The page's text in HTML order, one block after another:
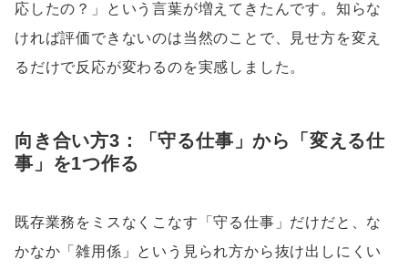
応したの？」という言葉が増えてきたんです。知らな
ければ評価できないのは当然のことで、見せ方を変え
るだけで反応が変わるのを実感しました。
向き合い方3：「守る仕事」から「変える仕
事」を1つ作る
既存業務をミスなくこなす「守る仕事」だけだと、な
かなか「雑用係」という見られ方から抜け出しにくい